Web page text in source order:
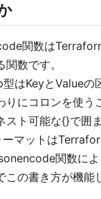
関数は
数です。
はKeyとValueの
りにコロンを使う
スト可能な{}で囲
ーマットは
関数に
の書き方が機能